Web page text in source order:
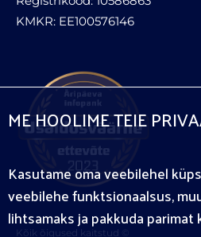
KMKR: EE100576146
Kõik õigused kaitstud ©
ME HOOLIME TEIE
Kasutame oma veebilehel
veebilehe funktsionaalsus,
lihtsamaks ja pakkuda